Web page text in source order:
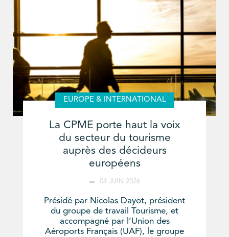
EUROPE & INTERNATIONAL
La CPME porte haut la voix
du secteur du tourisme
auprès des décideurs
européens
04 JUIN 2026
Présidé par Nicolas Dayot, président
du groupe de travail Tourisme, et
accompagné par l’Union des
Aéroports Français (UAF), le groupe